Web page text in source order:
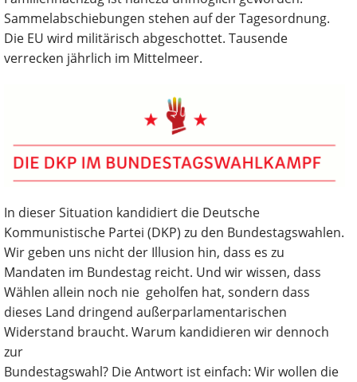
Sammelabschiebungen stehen auf der Tagesordnung.
Die EU wird militärisch abgeschottet. Tausende
verrecken jährlich im Mittelmeer.
In dieser Situation kandidiert die Deutsche
Kommunistische Partei (DKP) zu den Bundestagswahlen.
Wir geben uns nicht der Illusion hin, dass es zu
Mandaten im Bundestag reicht. Und wir wissen, dass
Wählen allein noch nie geholfen hat, sondern dass
dieses Land dringend außerparlamentarischen
Widerstand braucht. Warum kandidieren wir dennoch
zur
Bundestagswahl? Die Antwort ist einfach: Wir wollen die